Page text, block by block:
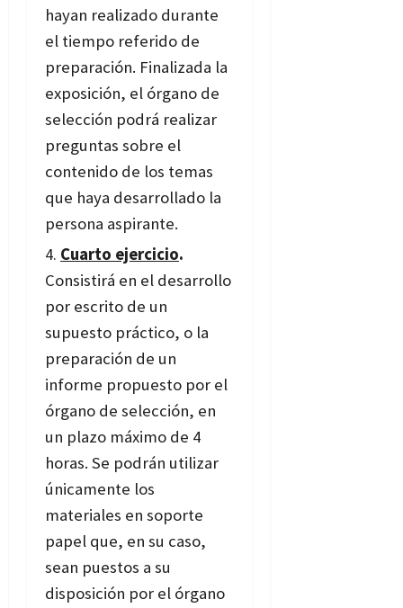
hayan realizado durante
el tiempo referido de
preparación. Finalizada la
exposición, el órgano de
selección podrá realizar
preguntas sobre el
contenido de los temas
que haya desarrollado la
persona aspirante.
Cuarto ejercicio.
Consistirá en el desarrollo
por escrito de un
supuesto práctico, o la
preparación de un
informe propuesto por el
órgano de selección, en
un plazo máximo de 4
horas. Se podrán utilizar
únicamente los
materiales en soporte
papel que, en su caso,
sean puestos a su
disposición por el órgano